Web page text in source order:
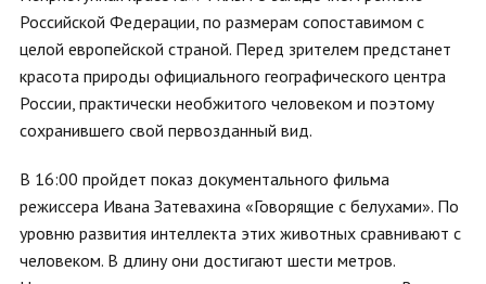
Российской Федерации, по размерам сопоставимом с
целой европейской страной. Перед зрителем предстанет
красота природы официального географического центра
России, практически необжитого человеком и поэтому
сохранившего свой первозданный вид.
В 16:00 пройдет показ документального фильма
режиссера Ивана Затевахина «Говорящие с белухами». По
уровню развития интеллекта этих животных сравнивают с
человеком. В длину они достигают шести метров.